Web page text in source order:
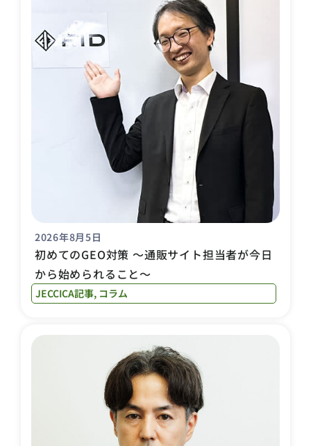
2026年8月5日
初めてのGEO対策 〜通販サイト担当者が今日
から始められること〜
JECCICA記事, コラム